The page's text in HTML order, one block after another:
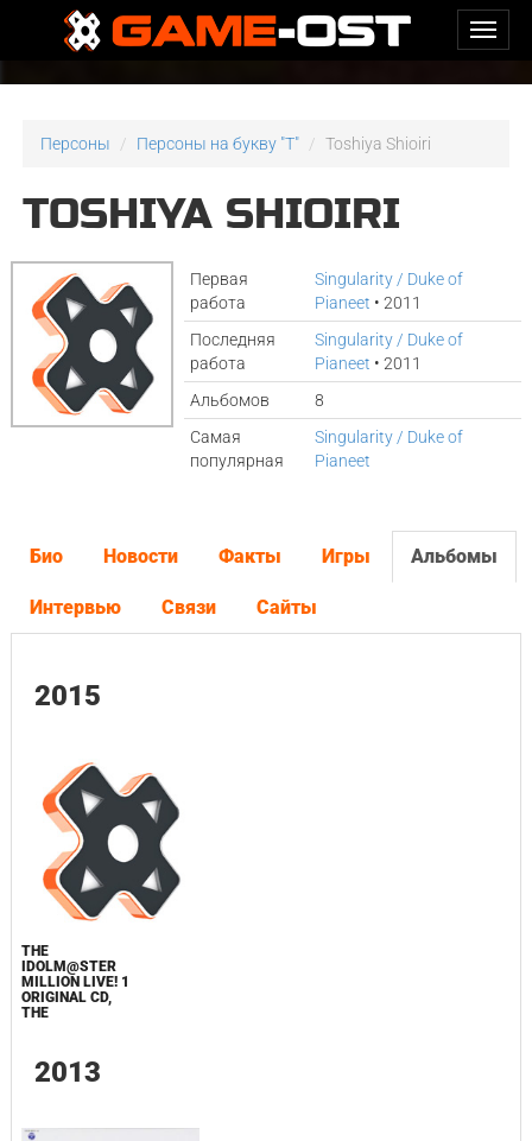
Персоны Персоны на букву "T" Toshiya Shioiri
TOSHIYA SHIOIRI
Первая
работа
Singularity / Duke of
Pianeet • 2011
Последняя
работа
Singularity / Duke of
Pianeet • 2011
Альбомов
8
Самая
популярная
Singularity / Duke of
Pianeet
Био Новости Факты Игры Альбомы
Интервью Связи Сайты
2015
THE
IDOLM@STER
MILLION LIVE! 1
ORIGINAL CD,
THE
2013